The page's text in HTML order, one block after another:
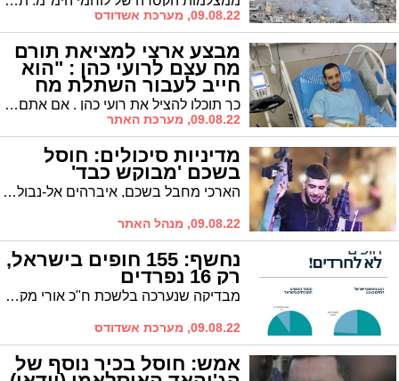
09.08.22, מערכת אשדודס
מבצע ארצי למציאת תורם
מח עצם לרועי כהן : "הוא
חייב לעבור השתלת מח
עצם בדחיפות" כך תוכלו להציל את רועי כהן . אם אתם בעלי שורשים וממוצא מאחת מהמדינות האלו- סוריה, פולין, טורקיה או בולגריה בגילאי 18-45 שיגיע לתת דגימת רוק פשוטה מאחת מהעמדות בארץ. " אנחנו חייבים למצוא בהקדם תורם לרועי שלנו. עבורכם זה תהליך פשוט וקל- ועבורינו זה עולם ומלואו", מבקש בכל לב ליאור- אביו של רועי.
09.08.22, מערכת האתר
מדיניות סיכולים: חוסל
בשכם 'מבוקש כבד'
הארכי מחבל בשכם, איברהים אל-נבולסי, חוסל הבוקר במבצע משולב של הימ"מ וכוחות צה"ל. סייען שהיה עמו בבית נהרג וכ-30 חמושים ומפרי סדר פלסטינים נוספים נפצעו, לפחות שלושה מהם באורח קשה. אין נפגעים לכוחות הביטחון
09.08.22, מנהל האתר
נחשף: 155 חופים בישראל,
רק 16 נפרדים
מבדיקה שנערכה בלשכת ח"כ אורי מקלב מתברר כי רק עשרה אחוז מהחופים המוכרזים בישראל הינם חופים נפרדים עבור הציבור הדתי והחרדי * טוען: "רוב החופים הנפרדים אינם ממלאים את ייעודם בטח לא זה ההלכתי" * באשדוד הוגדלה השנה רצועת החוף הנפרד בפעילות אגודת ישראל
09.08.22, מערכת אשדודס
אמש: חוסל בכיר נוסף של